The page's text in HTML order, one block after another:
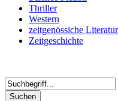
Thriller
Western
zeitgenössiche Literatur
Zeitgeschichte